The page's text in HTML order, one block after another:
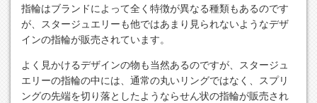
指輪はブランドによって全く特徴が異なる種類もあるのです
が、スタージュエリーも他ではあまり見られないようなデザ
インの指輪が販売されています。
よく見かけるデザインの物も当然あるのですが、スタージュ
エリーの指輪の中には、通常の丸いリングではなく、スプリ
ングの先端を切り落としたようならせん状の指輪が販売され